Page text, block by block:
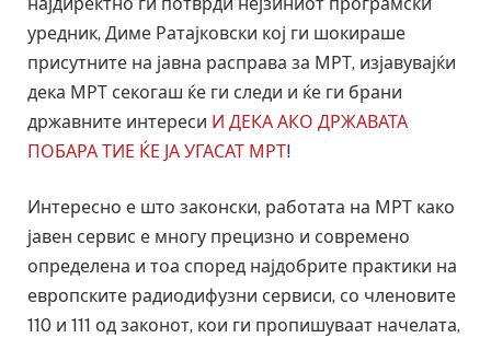
уредник, Диме Ратајковски кој ги шокираше
присутните на јавна расправа за МРТ, изјавувајќи
дека МРТ секогаш ќе ги следи и ќе ги брани
државните интереси И ДЕКА АКО ДРЖАВАТА
ПОБАРА ТИЕ ЌЕ ЈА УГАСАТ МРТ!
Интересно е што законски, работата на МРТ како
јавен сервис е многу прецизно и современо
определена и тоа според најдобрите практики на
европските радиодифузни сервиси, со членовите
110 и 111 од законот, кои ги пропишуваат начелата,